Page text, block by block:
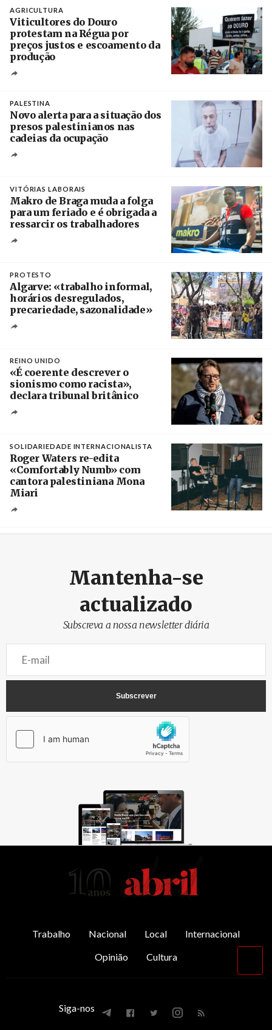
AGRICULTURA
Viticultores do Douro
protestam na Régua por
preços justos e escoamento da
produção
PALESTINA
Novo alerta para a situação dos
presos palestinianos nas
cadeias da ocupação
VITÓRIAS LABORAIS
Makro de Braga muda a folga
para um feriado e é obrigada a
ressarcir os trabalhadores
PROTESTO
Algarve: «trabalho informal,
horários desregulados,
precariedade, sazonalidade»
REINO UNIDO
«É coerente descrever o
sionismo como racista»,
declara tribunal britânico
SOLIDARIEDADE INTERNACIONALISTA
Roger Waters re-edita
«Comfortably Numb» com
cantora palestiniana Mona
Miari
Mantenha-se
actualizado
Subscreva a nossa newsletter diária
Trabalho Nacional Local
Internacional
Opinião
Cultura
Siga-nos